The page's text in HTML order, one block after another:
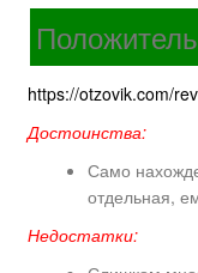
https://otzovik.com/
Достоинства:
Само
отдельная,
Недостатки: